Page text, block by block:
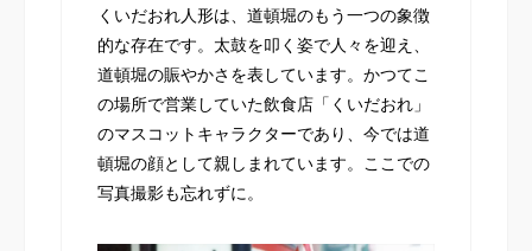
くいだおれ人形は、道頓堀のもう一つの象徴
的な存在です。太鼓を叩く姿で人々を迎え、
道頓堀の賑やかさを表しています。かつてこ
の場所で営業していた飲食店「くいだおれ」
のマスコットキャラクターであり、今では道
頓堀の顔として親しまれています。ここでの
写真撮影も忘れずに。